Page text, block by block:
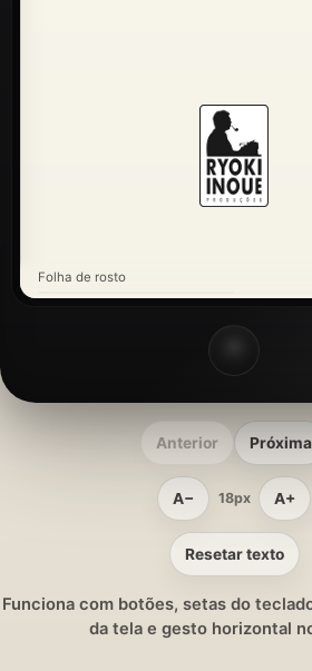
Folha de rosto
Anterior Próxima
A− 18px A+
Resetar texto
Funciona com botões, setas do
da tela e gesto horizontal